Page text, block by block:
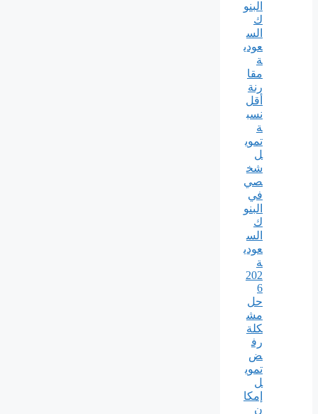
البنو
ك
الس
عودي
ة
مقا
رنة
أقل
نسب
ة
تموي
ل
شخ
صي
في
البنو
ك
الس
عودي
ة
202
6
حل
مش
كلة
رف
ض
تموي
ل
إمكا
ن